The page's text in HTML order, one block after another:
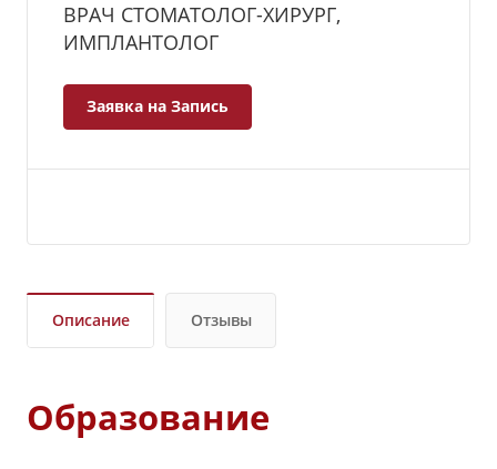
ВРАЧ СТОМАТОЛОГ-ХИРУРГ,
ИМПЛАНТОЛОГ
Заявка на Запись
Описание Отзывы
Образование